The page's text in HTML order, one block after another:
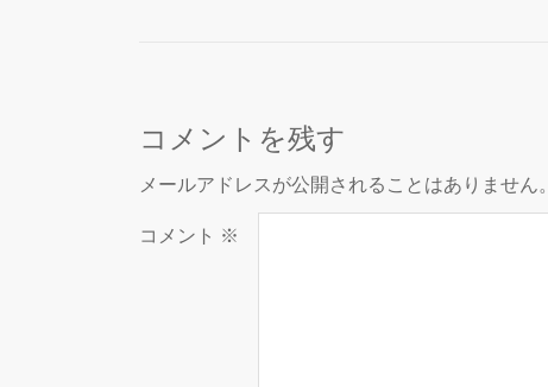
コメントを残す
メールアドレスが公開されることはありません。
コメント ※